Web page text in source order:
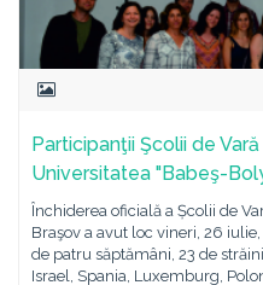
Participanţii Şcolii de
Universitatea "Babeş-
Închiderea oficială a Școlii de
Braşov a avut loc vineri, 26
de patru săptămâni, 23 de
Israel, Spania, Luxemburg,